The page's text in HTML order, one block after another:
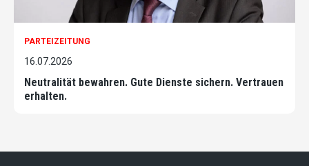
PARTEIZEITUNG
16.07.2026
Neutralität bewahren. Gute Dienste sichern. Vertrauen
erhalten.